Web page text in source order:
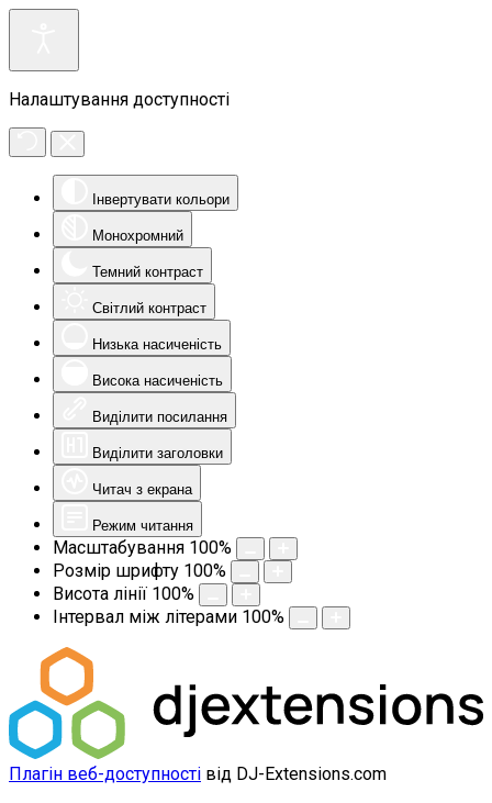
Налаштування доступності
Інвертувати кольори
Монохромний
Темний контраст
Світлий контраст
Низька насиченість
Висока насиченість
Виділити посилання
Виділити заголовки
Читач з екрана
Режим читання
Масштабування 100%
Розмір шрифту 100%
Висота лінії 100%
Інтервал між літерами 100%
Плагін веб-доступності від DJ-Extensions.com